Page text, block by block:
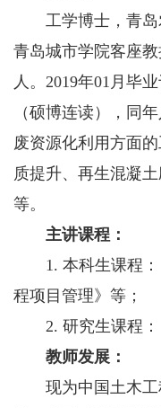
工学博士，青岛
青岛城市学院客座
人。2019年01月毕
（硕博连读），同
废资源化利用方面
质提升、再生混凝
等。
主讲课程：
1. 本科生课程：
程项目管理》等；
2. 研究生课程：
教师发展：
现为中国土木工